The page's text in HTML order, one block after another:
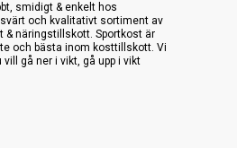
smidigt & enkelt hos
och kvalitativt sortiment av
näringstillskott. Sportkost är
och bästa inom kosttillskott. Vi
gå ner i vikt, gå upp i vikt